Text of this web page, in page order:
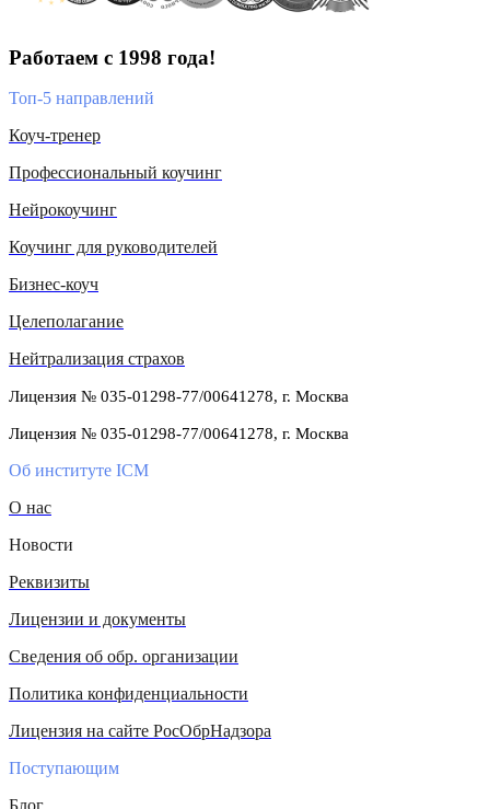
Работаем с 1998 года!
Топ-5 направлений
Коуч-тренер
Профессиональный коучинг
Нейрокоучинг
Коучинг для руководителей
Бизнес-коуч
Целеполагание
Нейтрализация страхов
Лицензия № 035-01298-77/00641278, г. Москва
Лицензия № 035-01298-77/00641278, г. Москва
Об институте ICM
О нас
Новости
Реквизиты
Лицензии и документы
Сведения об обр. организации
Политика конфиденциальности
Лицензия на сайте РосОбрНадзора
Поступающим
Блог